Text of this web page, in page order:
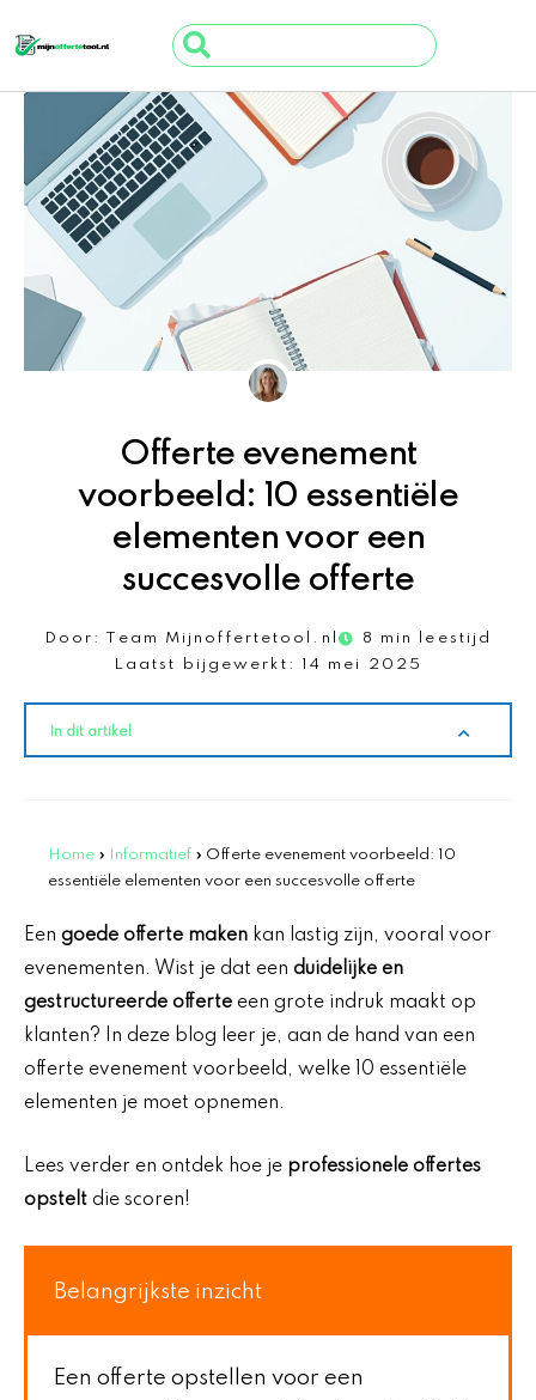
naar
de
inhoud
Search
...
Offerte evenement
voorbeeld: 10 essentiële
elementen voor een
succesvolle offerte
Door: Team Mijnoffertetool.nl
8 min leestijd
Laatst bijgewerkt:
14 mei 2025
In dit artikel
Home » Informatief » Offerte evenement voorbeeld: 10
essentiële elementen voor een succesvolle offerte
Een goede offerte maken kan lastig zijn, vooral voor
evenementen. Wist je dat een duidelijke en
gestructureerde offerte een grote indruk maakt op
klanten? In deze blog leer je, aan de hand van een
offerte evenement voorbeeld, welke 10 essentiële
elementen je moet opnemen.
Lees verder en ontdek hoe je professionele offertes
opstelt die scoren!
Belangrijkste inzicht
Een offerte opstellen voor een